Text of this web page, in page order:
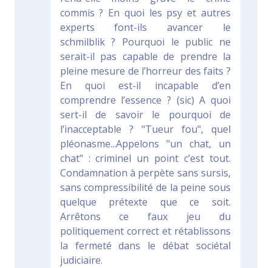
commis ? En quoi les psy et autres
experts font-ils avancer le
schmilblik ? Pourquoi le public ne
serait-il pas capable de prendre la
pleine mesure de l’horreur des faits ?
En quoi est-il incapable d’en
comprendre l’essence ? (sic) A quoi
sert-il de savoir le pourquoi de
l’inacceptable ? "Tueur fou", quel
pléonasme...Appelons "un chat, un
chat" : criminel un point c’est tout.
Condamnation à perpète sans sursis,
sans compressibilité de la peine sous
quelque prétexte que ce soit.
Arrêtons ce faux jeu du
politiquement correct et rétablissons
la fermeté dans le débat sociétal
judiciaire.